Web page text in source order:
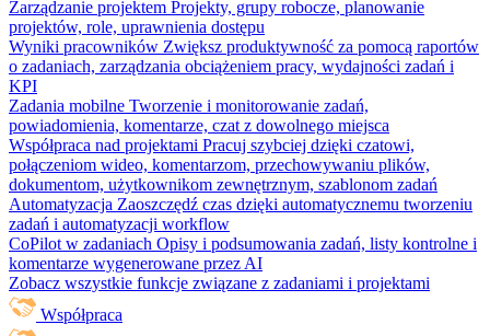
Zarządzanie projektem Projekty, grupy robocze, planowanie
projektów, role, uprawnienia dostępu
Wyniki pracowników Zwiększ produktywność za pomocą raportów
o zadaniach, zarządzania obciążeniem pracy, wydajności zadań i
KPI
Zadania mobilne Tworzenie i monitorowanie zadań,
powiadomienia, komentarze, czat z dowolnego miejsca
Współpraca nad projektami Pracuj szybciej dzięki czatowi,
połączeniom wideo, komentarzom, przechowywaniu plików,
dokumentom, użytkownikom zewnętrznym, szablonom zadań
Automatyzacja Zaoszczędź czas dzięki automatycznemu tworzeniu
zadań i automatyzacji workflow
CoPilot w zadaniach Opisy i podsumowania zadań, listy kontrolne i
komentarze wygenerowane przez AI
Zobacz wszystkie funkcje związane z zadaniami i projektami
Współpraca